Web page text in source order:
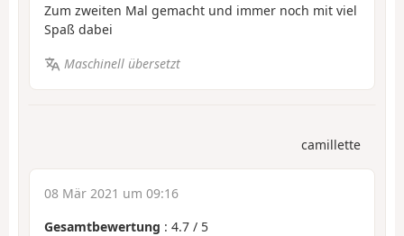
Zum zweiten Mal gemacht und immer noch mit viel
Spaß dabei
Maschinell übersetzt
camillette
08 Mär 2021 um 09:16
Gesamtbewertung : 4.7 / 5